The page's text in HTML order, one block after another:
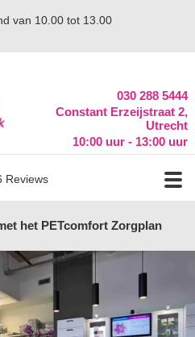
van 10.00 tot 13.00
030 288 5444
Constant Erzeijstraat 2,
Utrecht
10:00 uur - 13:00 uur
Reviews
het PETcomfort Zorgplan